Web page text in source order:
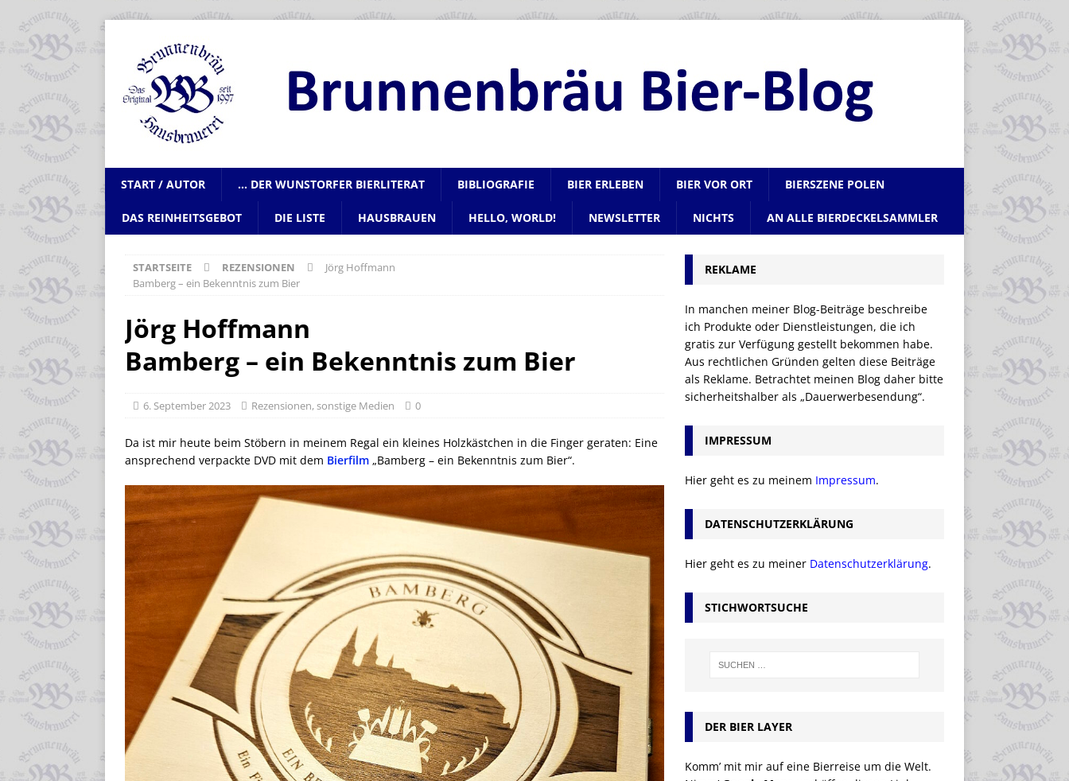
START / AUTOR … DER WUNSTORFER BIERLITERAT BIBLIOGRAFIE BIER ERLEBEN BIER VOR ORT BIERSZENE POLEN
DAS REINHEITSGEBOT DIE LISTE HAUSBRAUEN HELLO, WORLD! NEWSLETTER NICHTS AN ALLE BIERDECKELSAMMLER
STARTSEITE REZENSIONEN
Jörg Hoffmann
Bamberg – ein Bekenntnis zum Bier
Jörg Hoffmann
Bamberg – ein Bekenntnis zum Bier
6. September 2023 Rezensionen,sonstige Medien 0
Da ist mir heute beim Stöbern in meinem Regal ein kleines Holzkästchen in die Finger geraten: Eine
ansprechend verpackte DVD mit dem Bierfilm „Bamberg – ein Bekenntnis zum Bier“.
REKLAME
In manchen meiner Blog-Beiträge beschreibe
ich Produkte oder Dienstleistungen, die ich
gratis zur Verfügung gestellt bekommen habe.
Aus rechtlichen Gründen gelten diese Beiträge
als Reklame. Betrachtet meinen Blog daher bitte
sicherheitshalber als „Dauerwerbesendung“.
IMPRESSUM
Hier geht es zu meinem Impressum.
DATENSCHUTZERKLÄRUNG
Hier geht es zu meiner Datenschutzerklärung.
STICHWORTSUCHE
DER BIER LAYER
Komm’ mit mir auf eine Bierreise um die Welt.